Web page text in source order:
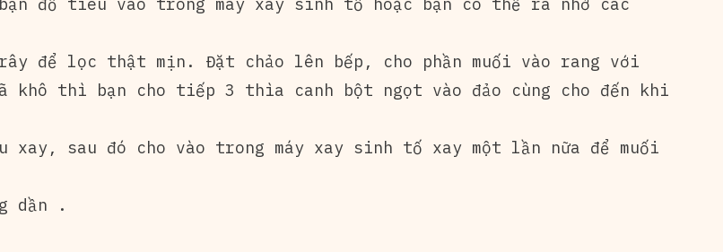
để lọc thật mịn. Đặt chảo lên bếp, cho phần muối vào rang với
khô thì bạn cho tiếp 3 thìa canh bột ngọt vào đảo cùng cho đến khi
sau đó cho vào trong máy xay sinh tố xay một lần nữa để muối
dần .